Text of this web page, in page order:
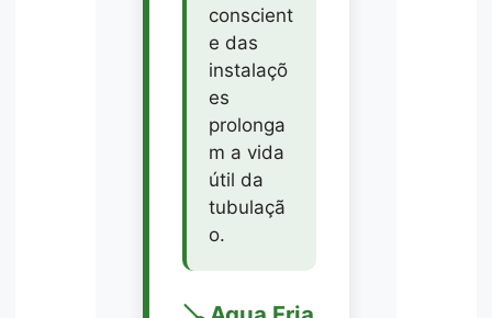
conscient
e das
instalaçõ
es
prolonga
m a vida
útil da
tubulaçã
o.